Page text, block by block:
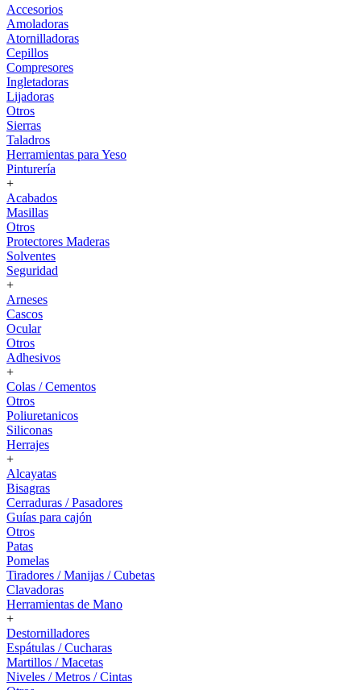
Accesorios
Amoladoras
Atornilladoras
Cepillos
Compresores
Ingletadoras
Lijadoras
Otros
Sierras
Taladros
Herramientas para Yeso
Pinturería
+
Acabados
Masillas
Otros
Protectores Maderas
Solventes
Seguridad
+
Arneses
Cascos
Ocular
Otros
Adhesivos
+
Colas / Cementos
Otros
Poliuretanicos
Siliconas
Herrajes
+
Alcayatas
Bisagras
Cerraduras / Pasadores
Guías para cajón
Otros
Patas
Pomelas
Tiradores / Manijas / Cubetas
Clavadoras
Herramientas de Mano
+
Destornilladores
Espátulas / Cucharas
Martillos / Macetas
Niveles / Metros / Cintas